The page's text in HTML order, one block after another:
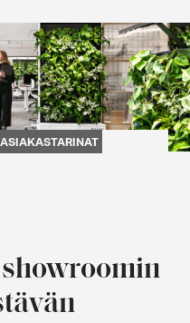
ASIAKASTARINAT